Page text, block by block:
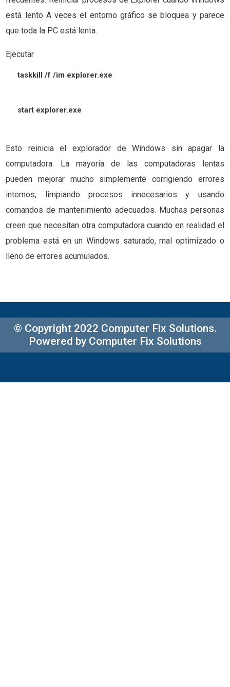
está lento A veces el entorno gráfico se bloquea y parece
que toda la PC está lenta.
Ejecutar
taskkill /f /im explorer.exe
start explorer.exe
Esto reinicia el explorador de Windows sin apagar la
computadora. La mayoría de las computadoras lentas
pueden mejorar mucho simplemente corrigiendo errores
internos, limpiando procesos innecesarios y usando
comandos de mantenimiento adecuados. Muchas personas
creen que necesitan otra computadora cuando en realidad el
problema está en un Windows saturado, mal optimizado o
lleno de errores acumulados.
© Copyright 2022 Computer Fix Solutions.
Powered by Computer Fix Solutions